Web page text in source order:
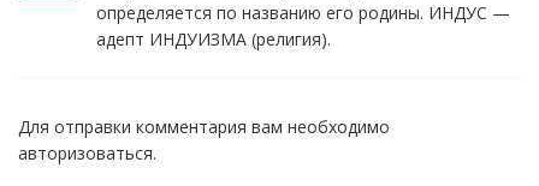
определяется по названию его родины. ИНДУС —
адепт ИНДУИЗМА (религия).
Для отправки комментария вам необходимо
авторизоваться.